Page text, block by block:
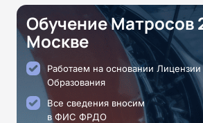
Обучение Матросов
Москве
Работаем на основании
Образования
Все сведения вносим
в ФИС ФРДО